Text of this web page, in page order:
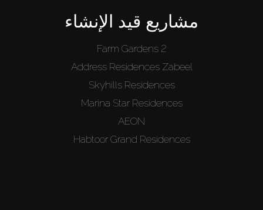
مشاريع قيد الإنشاء
Farm Gardens 2
Address Residences Zabeel
Skyhills Residences
Marina Star Residences
AEON
Habtoor Grand Residences